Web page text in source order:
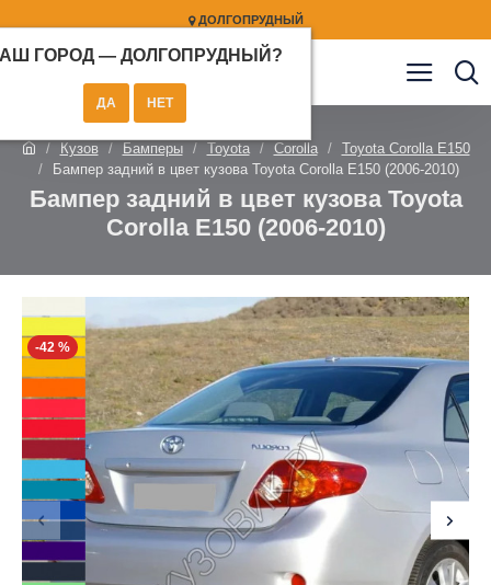
ДОЛГОПРУДНЫЙ
ГОРОД — ДОЛГОПРУДНЫЙ ?
Кузов Бамперы Toyota Corolla
Toyota Corolla E150
Бампер задний в цвет кузова Toyota Corolla E150 (2006-2010)
Бампер задний в цвет кузова Toyota
Corolla E150 (2006-2010)
-42 %